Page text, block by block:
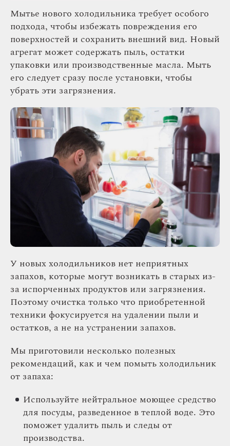
Мытье нового холодильника требует особого
подхода, чтобы избежать повреждения его
поверхностей и сохранить внешний вид. Новый
агрегат может содержать пыль, остатки
упаковки или производственные масла. Мыть
его следует сразу после установки, чтобы
убрать эти загрязнения.
У новых холодильников нет неприятных
запахов, которые могут возникать в старых из-
за испорченных продуктов или загрязнения.
Поэтому очистка только что приобретенной
техники фокусируется на удалении пыли и
остатков, а не на устранении запахов.
Мы приготовили несколько полезных
рекомендаций, как и чем помыть холодильник
от запаха:
Используйте нейтральное моющее средство
для посуды, разведенное в теплой воде. Это
поможет удалить пыль и следы от
производства.